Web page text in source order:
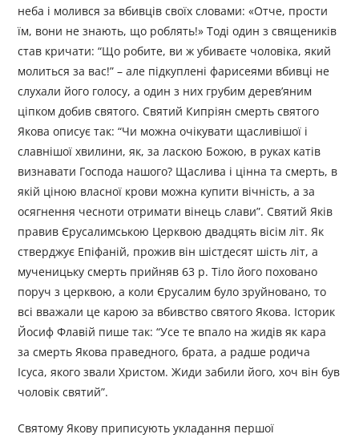
неба і молився за вбивців своїх словами: «Отче, прости
їм, вони не знають, що роблять!» Тоді один з священиків
став кричати: “Що робите, ви ж убиваєте чоловіка, який
молиться за вас!” – але підкуплені фарисеями вбивці не
слухали його голосу, а один з них грубим дерев’яним
ціпком добив святого. Святий Кипріян смерть святого
Якова описує так: “Чи можна очікувати щасливішої і
славнішої хвилини, як, за ласкою Божою, в руках катів
визна­вати Господа нашого? Щаслива і цінна та смерть, в
якій ціною власної крови можна купити вічність, а за
осягнення чесноти отримати вінець слави”. Святий Яків
правив Єрусалимською Церквою двадцять вісім літ. Як
стверджує Епіфаній, прожив він шістдесят шість літ, а
мученицьку смерть прийняв 63 р. Тіло його поховано
поруч з церквою, а коли Єрусалим було зруйновано, то
всі вважали це карою за вбивство святого Якова. Історик
Йосиф Флавій пише так: “Усе те впало на жидів як кара
за смерть Якова праведного, брата, а радше родича
Ісуса, якого звали Христом. Жиди забили його, хоч він був
чоловік святий”.
Святому Якову приписують укладання першої